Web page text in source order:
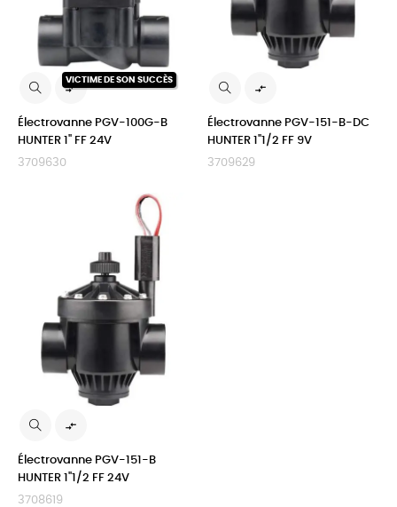
VICTIME DE SON SUCCÈS

Électrovanne PGV-100G-B
HUNTER 1" FF 24V
3709630

Électrovanne PGV-151-B-DC
HUNTER 1"1/2 FF 9V
3709629

Électrovanne PGV-151-B
HUNTER 1"1/2 FF 24V
3708619